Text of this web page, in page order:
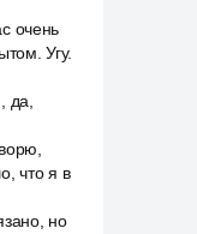
очень
Угу.
да,
что я в
но